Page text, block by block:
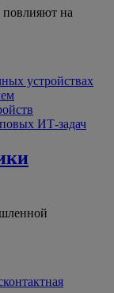
повлияют на
устройствах
ИТ-задач